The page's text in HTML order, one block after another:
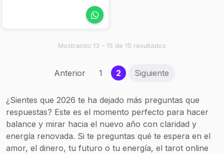
el tarot, sentir su energía
y decidir si quieres seguir
por WhatsApp para queMostrando 13 - 15 de 15 resultados
Anterior 1 2(current)
Siguiente
¿Sientes que 2026 te ha dejado más preguntas que
respuestas? Este es el momento perfecto para hacer
balance y mirar hacia el nuevo año con claridad y
energía renovada. Si te preguntas qué te espera en el
amor, el dinero, tu futuro o tu energía, el tarot online